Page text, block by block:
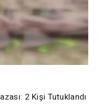
2 Kişi Tutuklandı